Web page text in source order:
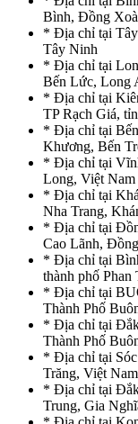
Bình, Đồng
* Địa chỉ tại
Tây Ninh
* Địa chỉ tại
Bến Lức, Long
* Địa chỉ tại
TP Rạch Giá,
* Địa chỉ tại
Khương, Bến
* Địa chỉ tại
Long, Việt Nam
* Địa chỉ tại
Nha Trang,
* Địa chỉ tại
Cao Lãnh,
* Địa chỉ tại
thành phố
* Địa chỉ tại
Thành Phố
* Địa chỉ tại
Thành Phố
* Địa chỉ tại
Trăng, Việt Nam
* Địa chỉ tại
Trung, Gia